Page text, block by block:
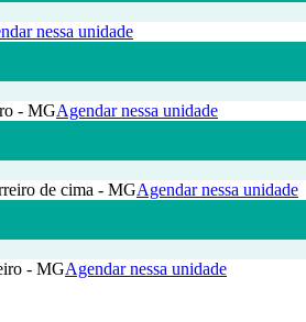
nessa unidade
- MGAgendar nessa unidade
de cima - MGAgendar nessa unidade
- MGAgendar nessa unidade